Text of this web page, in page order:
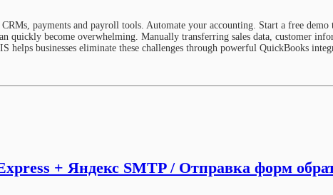
payments and payroll tools. Automate your accounting. Start a free demo
quickly become overwhelming. Manually transferring sales data, customer
helps businesses eliminate these challenges through powerful QuickBooks
+ Яндекс SMTP / Отправка форм